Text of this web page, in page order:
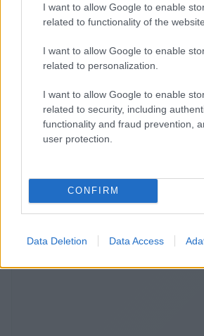
I want to allow Google to enable
related to functionality of the
I want to allow Google to enable
related to personalization.
I want to allow Google to enable
related to security, including
functionality and fraud prevention,
user protection.
CONFIRM
Data Deletion Data Access
nyomtatott újsága KecsUP
fog megjelenni, így írásos
országos sajtó fogyasztói
elérhetőek lesznek
hírei.
Szombaton már a városnézésé
közelebbről is
belvárosával.
HIRDETÉS